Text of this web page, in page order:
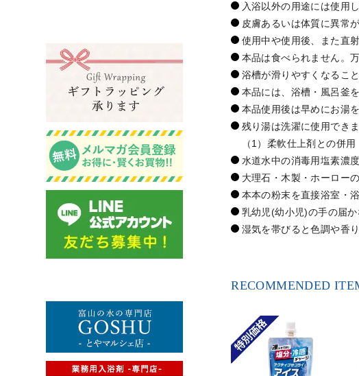
入浴以外の用途には使用
皮膚あるいは体質に異常
使用中や使用後、また直
本品は食べられません。
浴槽が滑りやすくなるこ
本品には、浴槽・風呂釜
本品使用後は早めにお湯
残り湯は洗濯に使用でき
（1）柔軟仕上剤との併
水道水中の消毒用塩素濃
大理石・木製・ホーロー
本本の粉末を直接浴室・
乳幼児(幼小児)の手の届か
湿気を帯びると色調や香
RECOMMENDED